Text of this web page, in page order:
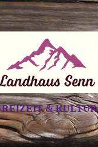
& KULTUR